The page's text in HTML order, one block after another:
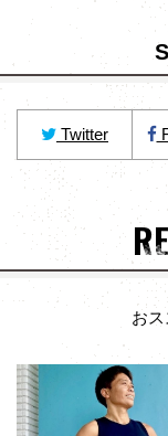
Twitter
おス